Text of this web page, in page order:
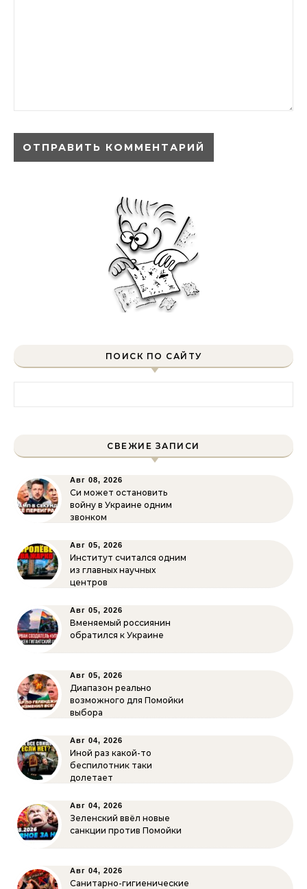
ПОИСК ПО САЙТУ
СВЕЖИЕ ЗАПИСИ
Авг 08, 2026
Си может остановить
войну в Украине одним
звонком
Авг 05, 2026
Институт считался одним
из главных научных
центров
Авг 05, 2026
Вменяемый россиянин
обратился к Украине
Авг 05, 2026
Диапазон реально
возможного для Помойки
выбора
Авг 04, 2026
Иной раз какой-то
беспилотник таки
долетает
Авг 04, 2026
Зеленский ввёл новые
санкции против Помойки
Авг 04, 2026
Санитарно-гигиенические